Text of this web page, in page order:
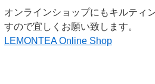
オンラインショップにもキルティ
すので宜しくお願い致します。
LEMONTEA Online Shop